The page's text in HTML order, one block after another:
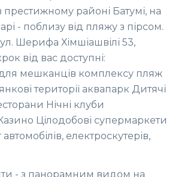
престижному районі Батумі, на
- поблизу від пляжу з пірсом.
Шерифа Хімшіашвілі 53,
від вас доступні:
мешканців комплексу пляж
території аквапарк Дитячі
Нічні клуби
Цілодобові супермаркети
автомобілів, електроскутерів,
- з панорамним видом на